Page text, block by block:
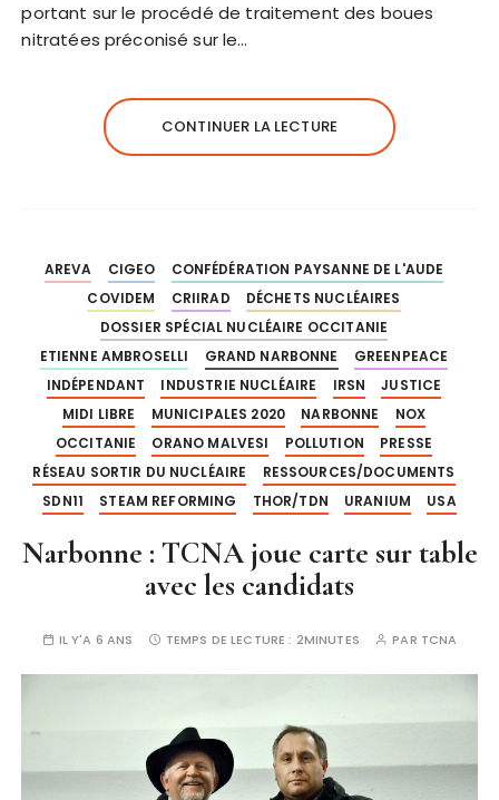
portant sur le procédé de traitement des boues
nitratées préconisé sur le…
CONTINUER LA LECTURE
AREVA CIGEO
CONFÉDÉRATION PAYSANNE DE L'AUDE
COVIDEM
CRIIRAD
DÉCHETS NUCLÉAIRES
DOSSIER SPÉCIAL NUCLÉAIRE OCCITANIE
ETIENNE AMBROSELLI
GRAND NARBONNE
GREENPEACE
INDÉPENDANT
INDUSTRIE NUCLÉAIRE IRSN
JUSTICE
MIDI LIBRE
MUNICIPALES 2020 NARBONNE
NOX
OCCITANIE
ORANO MALVESI POLLUTION
PRESSE
RÉSEAU SORTIR DU NUCLÉAIRE
RESSOURCES/DOCUMENTS
SDN11
STEAM REFORMING THOR/TDN URANIUM USA
Narbonne : TCNA joue carte sur table
avec les candidats
IL Y'A 6 ANS TEMPS DE LECTURE : 2MINUTES PAR TCNA